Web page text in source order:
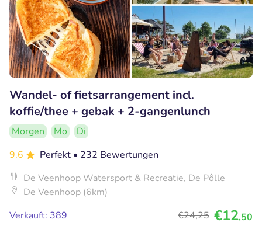
Wandel- of fietsarrangement incl.
koffie/thee + gebak + 2-gangenlunch
Morgen Mo
Di
9.6
Perfekt • 232 Bewertungen
De Veenhoop Watersport & Recreatie, De Pôlle
De Veenhoop (6km)
Verkauft: 389
€24,25 €12,50